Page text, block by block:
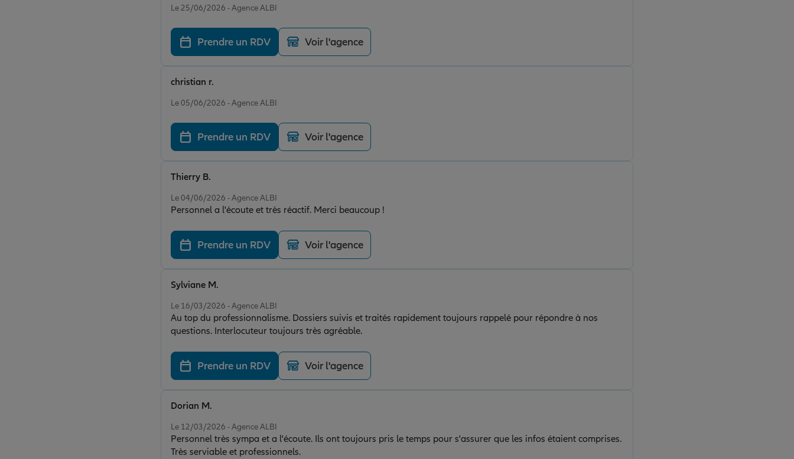
Le 25/06/2026 - Agence ALBI
Prendre un RDV Voir l'agence
Le 05/06/2026 - Agence ALBI
christian r.
Prendre un RDV Voir l'agence
Le 04/06/2026 - Agence ALBI
Personnel a l'écoute et très réactif. Merci beaucoup !
Thierry B.
Prendre un RDV Voir l'agence
Le 16/03/2026 - Agence ALBI
Au top du professionnalisme. Dossiers suivis et traités rapidement toujours rappelé pour répondre à nos
questions. Interlocuteur toujours très agréable.
Sylviane M.
Prendre un RDV Voir l'agence
Le 12/03/2026 - Agence ALBI
Personnel très sympa et a l'écoute. Ils ont toujours pris le temps pour s'assurer que les infos étaient comprises.
Très serviable et professionnels.
Dorian M.